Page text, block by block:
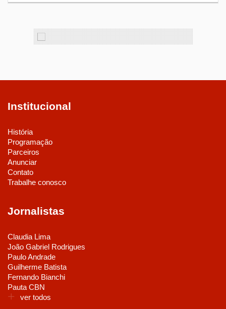
Institucional
História
Programação
Parceiros
Anunciar
Contato
Trabalhe conosco
Jornalistas
Claudia Lima
João Gabriel Rodrigues
Paulo Andrade
Guilherme Batista
Fernando Bianchi
Pauta CBN
ver todos